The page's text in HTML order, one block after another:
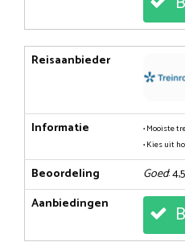
Reisaanbieder
Informatie
• Mooiste
• Kies uit
Beoordeling Goed:
Aanbiedingen